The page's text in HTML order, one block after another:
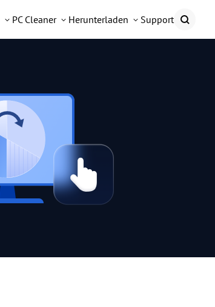
PC Cleaner Herunterladen Support